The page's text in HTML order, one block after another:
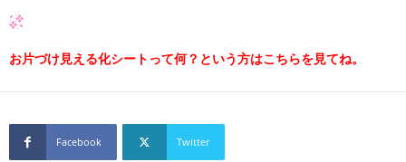
お片づけ見える化シートって何？という方はこちらを見てね。
Facebook Twitter